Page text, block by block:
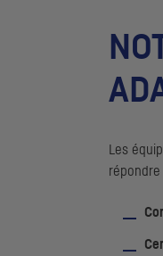
Les